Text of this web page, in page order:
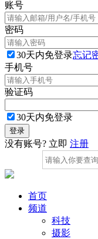
账号
密码
30天内免登录忘记
手机号
验证码
30天内免登录
没有账号? 立即 注册
首页
频道
科技
摄影